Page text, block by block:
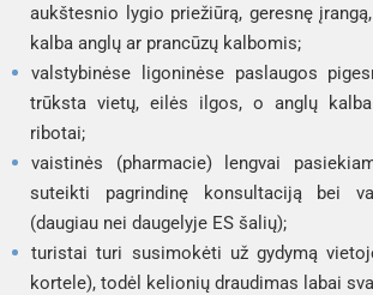
aukštesnio lygio priežiūrą, geresnę
kalba anglų ar prancūzų kalbomis;
valstybinėse ligoninėse paslaugos
trūksta vietų, eilės ilgos, o anglų
ribotai;
vaistinės (pharmacie) lengvai
suteikti pagrindinę konsultaciją bei
(daugiau nei daugelyje ES šalių);
turistai turi susimokėti už gydymą
kortele), todėl kelionių draudimas labai